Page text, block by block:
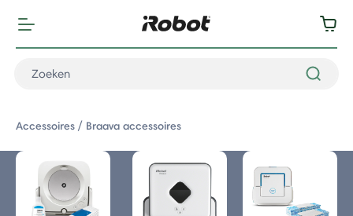
Accessoires Braava accessoires